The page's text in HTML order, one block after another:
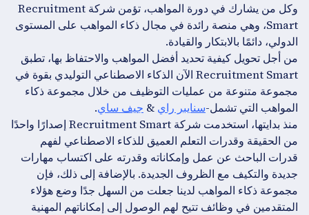
وكل من يشارك في دورة المواهب، تؤمن شركة Recruitment
Smart، وهي منصة رائدة في مجال ذكاء المواهب على المستوى
الدولي، دائمًا بالابتكار والقيادة.
من أجل تحويل كيفية تحديد أفضل المواهب والاحتفاظ بها، تطبق
Recruitment Smart الآن الذكاء الاصطناعي التوليدي بقوة في
مجموعة متنوعة من عمليات التوظيف من خلال مجموعة ذكاء
المواهب التي تشمل-سنايبر راي&جيف ساي.
منذ بدايتها، استخدمت شركة Recruitment Smart إصدارًا واحدًا
من الحقيقة وقدرات التعلم العميق للذكاء الاصطناعي لفهم
قدرات الباحث عن عمل وإمكاناته وقدرته على اكتساب مهارات
جديدة والتكيف مع الظروف الجديدة. بالإضافة إلى ذلك، فإن
مجموعة ذكاء المواهب لدينا جعلت من السهل جدًا وضع هؤلاء
المتقدمين في وظائف تتيح لهم الوصول إلى إمكاناتهم المهنية